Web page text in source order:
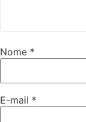
Nome *
E-mail *